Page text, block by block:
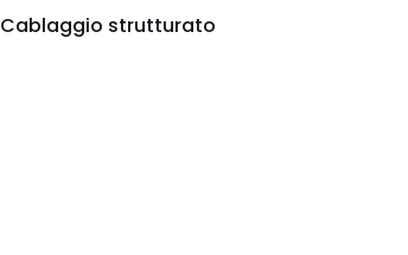
Cablaggio strutturato